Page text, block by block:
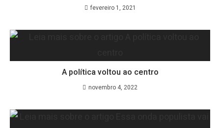
fevereiro 1, 2021
A política voltou ao centro
novembro 4, 2022